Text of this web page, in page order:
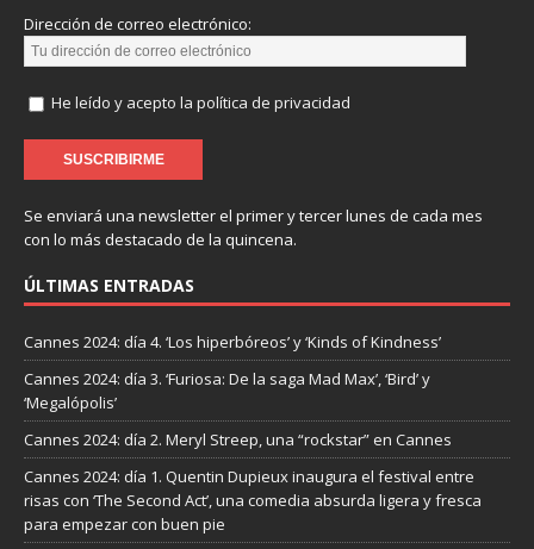
Dirección de correo electrónico:
He leído y acepto la política de privacidad
Se enviará una newsletter el primer y tercer lunes de cada mes
con lo más destacado de la quincena.
ÚLTIMAS ENTRADAS
Cannes 2024: día 4. ‘Los hiperbóreos’ y ‘Kinds of Kindness’
Cannes 2024: día 3. ‘Furiosa: De la saga Mad Max’, ‘Bird’ y
‘Megalópolis’
Cannes 2024: día 2. Meryl Streep, una “rockstar” en Cannes
Cannes 2024: día 1. Quentin Dupieux inaugura el festival entre
risas con ‘The Second Act’, una comedia absurda ligera y fresca
para empezar con buen pie